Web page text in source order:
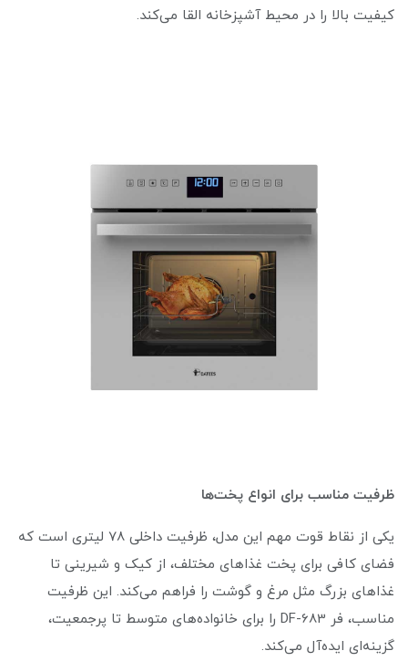
کیفیت بالا را در محیط آشپزخانه القا می‌کند.
ظرفیت مناسب برای انواع پخت‌ها
یکی از نقاط قوت مهم این مدل، ظرفیت داخلی 78 لیتری است که
فضای کافی برای پخت غذاهای مختلف، از کیک و شیرینی تا
غذاهای بزرگ مثل مرغ و گوشت را فراهم می‌کند. این ظرفیت
مناسب، فر DF-683 را برای خانواده‌های متوسط تا پرجمعیت،
گزینه‌ای ایده‌آل می‌کند.